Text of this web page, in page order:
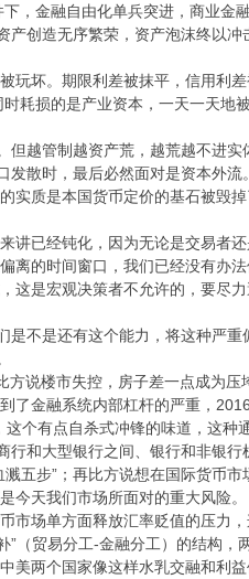
，金融自由化单兵突进，商业金
产创造无序繁荣，资产泡沫终以冲
玩坏。期限利差被抹平，信用利差
耗损的是产业资本，一天一天地
但越管制越资产荒，越荒越不进实
散时，最后必然面对是资本外流
实质是本国货币定价的基石被毁
讲已经钝化，因为无论是交易者
离的时间窗口，我们已经没有办
这是宏观决策者不允许的，要尽力
是不是还有这个能力，将这种严重
方说楼市失控，房子差一点成为压
了金融系统内部杠杆的严重，
个有点自杀式冲锋的味道，这种
行和大型银行之间、银行和非银行
五步”；再比方说想在国际货币市
今天我们市场所面对的重大风险。
市场单方面释放汇率贬值的压力
”（贸易分工-金融分工）的结构，
美两个国家像这样水乳交融和利